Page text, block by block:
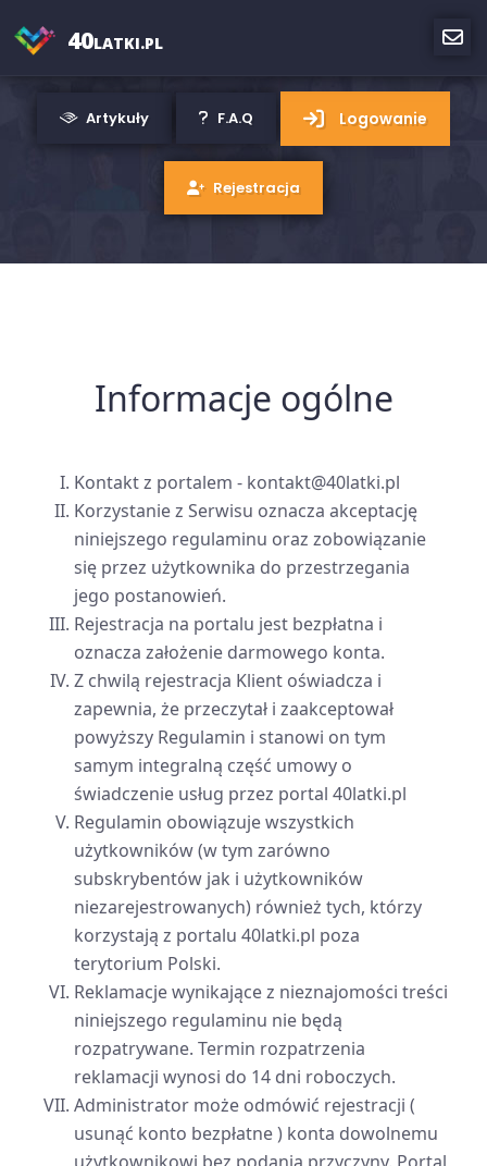
40LATKI.PL
Artykuły F.A.Q Logowanie
Rejestracja
Informacje ogólne
Kontakt z portalem - kontakt@40latki.pl
Korzystanie z Serwisu oznacza akceptację
niniejszego regulaminu oraz zobowiązanie
się przez użytkownika do przestrzegania
jego postanowień.
Rejestracja na portalu jest bezpłatna i
oznacza założenie darmowego konta.
Z chwilą rejestracja Klient oświadcza i
zapewnia, że przeczytał i zaakceptował
powyższy Regulamin i stanowi on tym
samym integralną część umowy o
świadczenie usług przez portal 40latki.pl
Regulamin obowiązuje wszystkich
użytkowników (w tym zarówno
subskrybentów jak i użytkowników
niezarejestrowanych) również tych, którzy
korzystają z portalu 40latki.pl poza
terytorium Polski.
Reklamacje wynikające z nieznajomości treści
niniejszego regulaminu nie będą
rozpatrywane. Termin rozpatrzenia
reklamacji wynosi do 14 dni roboczych.
Administrator może odmówić rejestracji (
usunąć konto bezpłatne ) konta dowolnemu